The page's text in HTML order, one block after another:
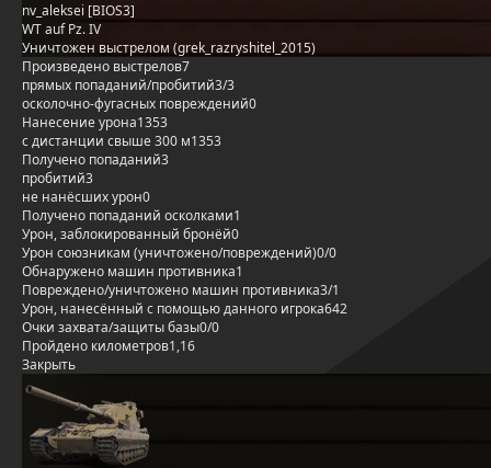
nv_aleksei [BIOS3]
WT auf Pz. IV
Уничтожен выстрелом (grek_razryshitel_2015)
Произведено выстрелов7
прямых попаданий/пробитий3/3
осколочно-фугасных повреждений0
Нанесение урона1353
с дистанции свыше 300 м1353
Получено попаданий3
пробитий3
не нанёсших урон0
Получено попаданий осколками1
Урон, заблокированный бронёй0
Урон союзникам (уничтожено/повреждений)0/0
Обнаружено машин противника1
Повреждено/уничтожено машин противника3/1
Урон, нанесённый с помощью данного игрока642
Очки захвата/защиты базы0/0
Пройдено километров1,16
Закрыть